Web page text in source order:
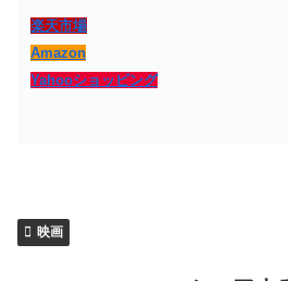
楽天市場
Amazon
Yahooショッピング
映画